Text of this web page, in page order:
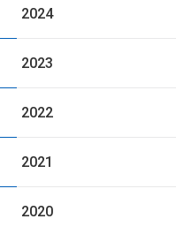
2024
2023
2022
2021
2020